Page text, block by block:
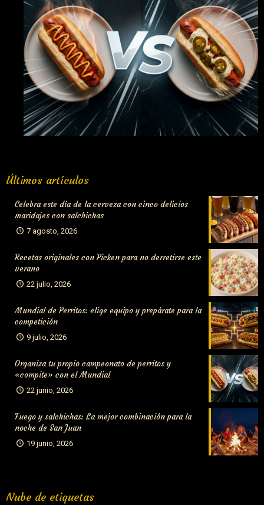
Últimos artículos
Celebra este día de la cerveza con cinco delicios
maridajes con salchichas
7 agosto, 2026
Recetas originales con Picken para no derretirse este
verano
22 julio, 2026
Mundial de Perritos: elige equipo y prepárate para la
competición
9 julio, 2026
Organiza tu propio campeonato de perritos y
«compite» con el Mundial
22 junio, 2026
Fuego y salchichas: La mejor combinación para la
noche de San Juan
19 junio, 2026
Nube de etiquetas